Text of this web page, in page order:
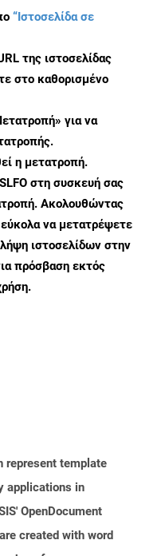
“Ιστοσελίδα σε
της ιστοσελίδας
στο καθορισμένο
για να
η μετατροπή.
στη συσκευή σας
Ακολουθώντας
να μετατρέψετε
ιστοσελίδων στην
πρόσβαση εκτός
represent template
applications in
OpenDocument
created with word